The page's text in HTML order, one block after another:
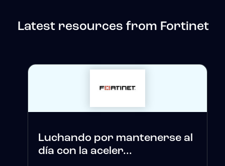
Latest resources from Fortinet
Luchando por mantenerse al
día con la aceler...